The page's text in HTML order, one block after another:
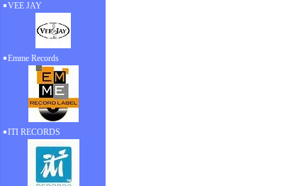
VEE JAY
Emme Records
ITI RECORDS